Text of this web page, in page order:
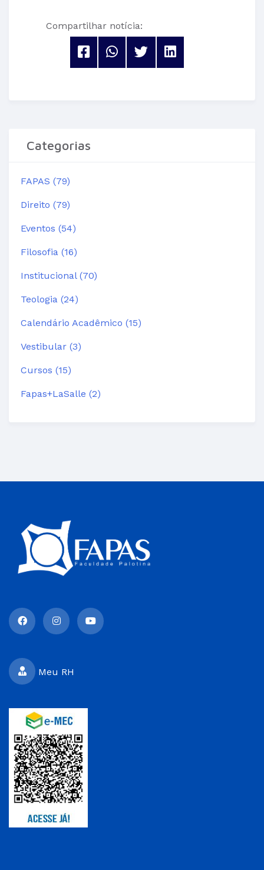
Compartilhar notícia:
Categorias
FAPAS (79)
Direito (79)
Eventos (54)
Filosofia (16)
Institucional (70)
Teologia (24)
Calendário Acadêmico (15)
Vestibular (3)
Cursos (15)
Fapas+LaSalle (2)
Meu RH